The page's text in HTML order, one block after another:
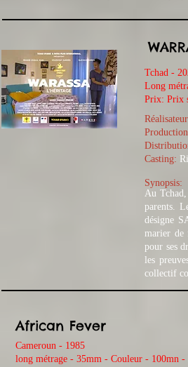
Tchad -
Long
Prix: Prix
Casting:
Synopsis:
Au
parents.
désigne
marier de
pour ses
les
collectif
African Fever
Cameroun - 1985
long métrage - 35mm - Couleur - 100mn -